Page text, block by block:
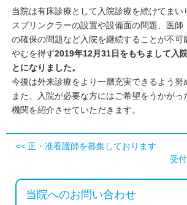
当院は有床診療として入院診療を続けてまい
スプリンクラーの設置や設備面の問題、医師
の確保の問題など入院を継続することが不可
やむを得ず2019年12月31日をもちまして入
とになりました。
今後は外来診療をより一層充実できるよう努
また、入院が必要な方にはご希望をうかがっ
機関を紹介させていただきます。
<< 正・准看護師を募集しております
受
当院へのお問い合わせ